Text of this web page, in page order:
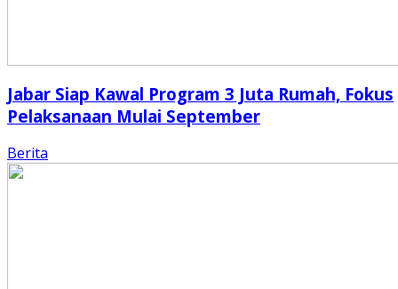
Jabar Siap Kawal Program 3 Juta Rumah, Fokus
Pelaksanaan Mulai September
Berita